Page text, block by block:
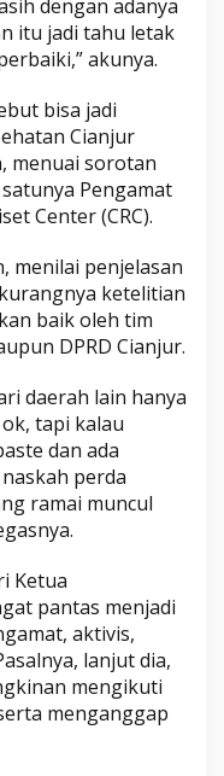
dengan adanya
itu jadi tahu letak
akunya.
bisa jadi
Cianjur
menuai sorotan
Pengamat
Center (CRC).
menilai penjelasan
ketelitian
baik oleh tim
DPRD Cianjur.
daerah lain hanya
tapi kalau
dan ada
perda
ramai muncul
Ketua
pantas menjadi
aktivis,
lanjut dia,
mengikuti
menganggap